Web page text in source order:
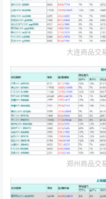
大连商品交
郑州商品交